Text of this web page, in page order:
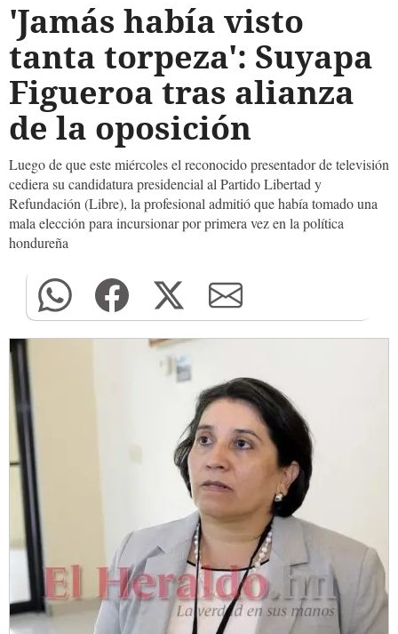
'Jamás había visto
tanta torpeza': Suyapa
Figueroa tras alianza
de la oposición
Luego de que este miércoles el reconocido presentador de televisión
cediera su candidatura presidencial al Partido Libertad y
Refundación (Libre), la profesional admitió que había tomado una
mala elección para incursionar por primera vez en la política
hondureña